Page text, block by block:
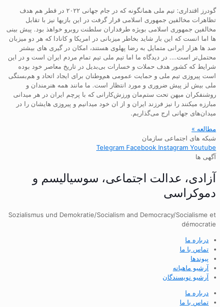
گودرز اقتداری: تیم ملی همانگونه که در جام جهانی ۲۰۲۲ در قطر هم هدف
تظاهرات مخالفین جمهوری اسلامی قرار گرفت در این بازیها نیز با تقابل
مخالفین جمهوری اسلامی بویژه طرفداران سلطنت روبرو خواهذ بود. پیش بینی
ها اما انست که این بار شاید بخاطر میزبانی در امریکا و کانادا که هر دو میزبان
صد ها هزار ایرانی متمایل به رضا پهلوی هستند، امکان در گیری های بیشتر
محتمل‌تر است…. در دیدگاه ما اما تیم ملی تیم تمام مردم ایران است و در این
شرایط که کشور هدف حملات و خسارات بی‌بدیل در تاریخ معاصر خود بوده
است پیروزی تیم ملی و حمایت عمومی هم‌وطنان برای ایجاد اتحاد و هم‌بستگی
ملی بیش لز پیش ضروری و مورد انتظار است. ما مانند همه هنرمندان و
روشنفکران میهن تحت ستم‌مان ورزش‌کارانی که با پرچم ایران در هر میدانی
مبارزه میکنند را نیز فرزند ایران و از ان خود میدانیم و پیروزی هایشان را در
میدان‌های جهانی ارج می‌گذاریم.
مطالعه »
شبکه های اجتماعی سازمان
Telegram Facebook Instagram Youtube
آگهی ها
آزادی، عدالت اجتماعی، سوسیالیسم و
دموکراسی
Sozialismus und Demokratie/Socialism and Democracy/Socialisme et
démocratie
درباره ما
تماس با ما
پیوندها
آرشیو ماهیانه
آرشیو نویسندگان
درباره ما
تماس با ما